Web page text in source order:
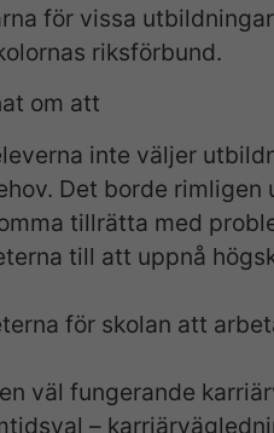
för vissa
riksförbund.
om att
inte väljer
Det borde
tillrätta med
till att uppnå
för skolan att
väl fungerande
–